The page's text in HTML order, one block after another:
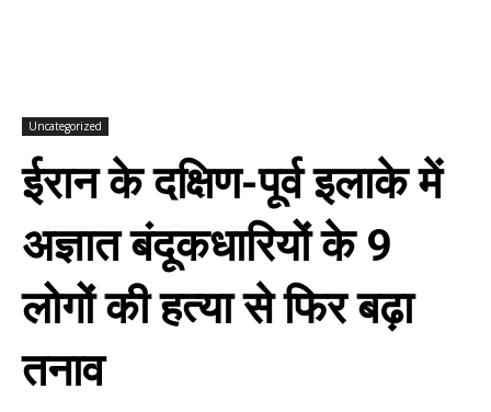
Uncategorized
ईरान के दक्षिण-पूर्व इलाके में
अज्ञात बंदूकधारियों के 9
लोगों की हत्या से फिर बढ़ा
तनाव